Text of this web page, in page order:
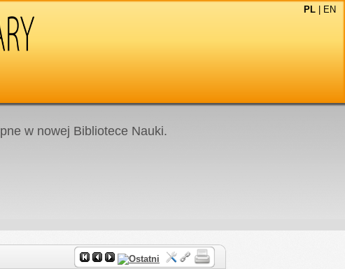
PL EN
w nowej Bibliotece Nauki.